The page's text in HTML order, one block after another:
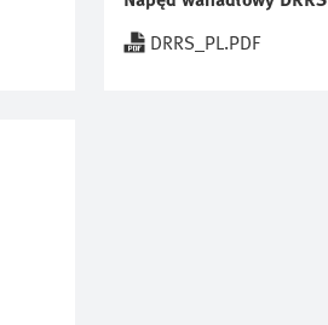
DRRS_PL.PDF